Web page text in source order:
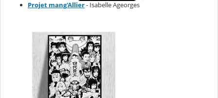
Projet mang'Allier- Isabelle Ageorges